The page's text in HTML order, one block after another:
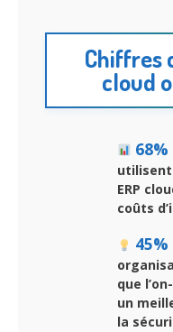
Chiffres
cloud
68%
ERP
coûts
45%
que
un
la